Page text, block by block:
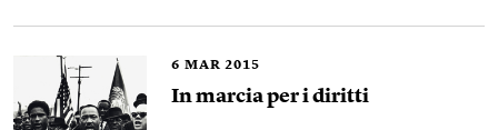
6 MAR 2015
In marcia per i diritti